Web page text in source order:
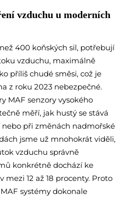
vzduchu u moderních
400 koňských sil, potřebují
vzduchu, maximálně
příliš chudé směsi, což je
z roku 2023 nebezpečné.
MAF senzory vysokého
měří, jak hustý se stává
při změnách nadmořské
jsme už mnohokrát viděli,
vzduchu správně
konkrétně dochází ke
12 až 18 procenty. Proto
systémy dokonale